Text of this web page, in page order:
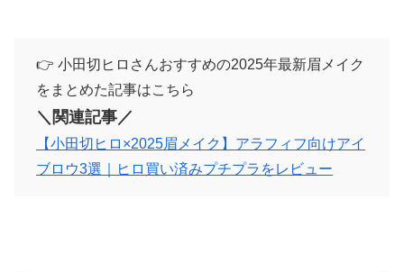
👉 小田切ヒロさんおすすめの2025年最新眉メイク
をまとめた記事はこちら
＼関連記事／
【小田切ヒロ×2025眉メイク】アラフィフ向けアイ
ブロウ3選｜ヒロ買い済みプチプラをレビュー